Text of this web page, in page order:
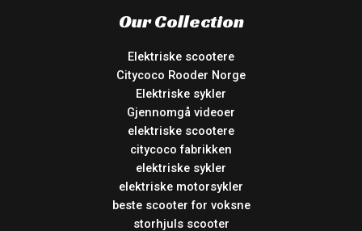
Our Collection
Elektriske scootere
Citycoco Rooder Norge
Elektriske sykler
Gjennomgå videoer
elektriske scootere
citycoco fabrikken
elektriske sykler
elektriske motorsykler
beste scooter for voksne
storhjuls scooter